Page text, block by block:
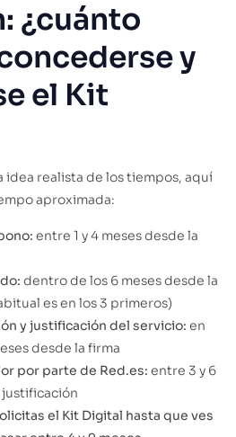
¿cuánto
y
el Kit
idea realista de los tiempos, aquí
aproximada:
entre 1 y 4 meses desde la
dentro de los 6 meses desde la
es en los 3 primeros)
y justificación del servicio: en
desde la firma
por parte de Red.es: entre 3 y 6
justificación
el Kit Digital hasta que ves